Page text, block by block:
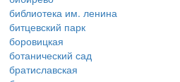
библиотека им. ленина
битцевский парк
боровицкая
ботанический сад
братиславская